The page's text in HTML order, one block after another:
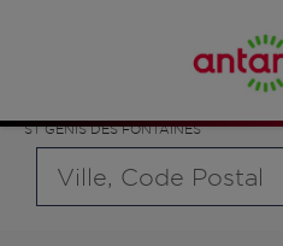
ST GENIS DES FONTAINES
bouteille souhaité et le type
distributeur automatique de